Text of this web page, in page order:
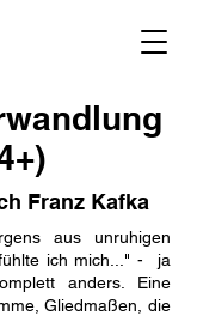
Franz Kafka
aus unruhigen
ich mich..." - ja
anders. Eine
Gliedmaßen, die